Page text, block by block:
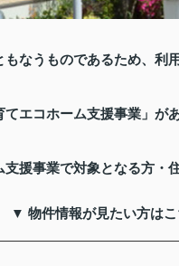
なうものであるため、利
エコホーム支援事業」が
援事業で対象となる方・
▼ 物件情報が見たい方は